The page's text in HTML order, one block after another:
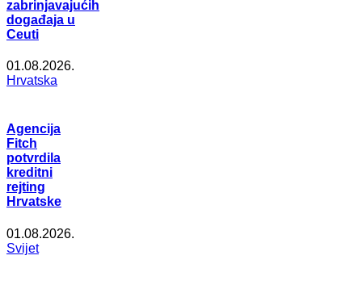
zabrinjavajućih
događaja u
Ceuti
01.08.2026.
Hrvatska
Agencija
Fitch
potvrdila
kreditni
rejting
Hrvatske
01.08.2026.
Svijet